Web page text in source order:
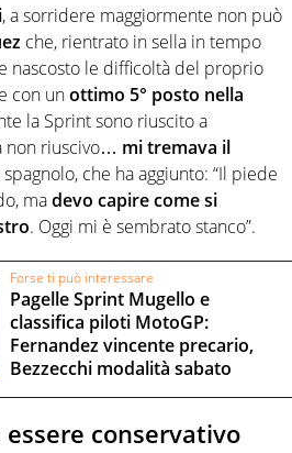
, a sorridere maggiormente non può
che, rientrato in sella in tempo
nascosto le difficoltà del proprio
con unottimo 5° posto nella
la Sprint sono riuscito a
non riuscivo… mi tremava il
spagnolo, che ha aggiunto: “Il piede
madevo capire come si
. Oggi mi è sembrato stanco”.
Forse ti può interessare
Pagelle Sprint Mugello e
classifica piloti MotoGP:
Fernandez vincente precario,
Bezzecchi modalità sabato
conservativo